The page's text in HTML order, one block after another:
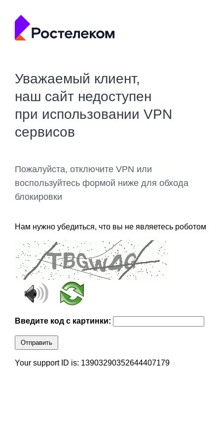
Уважаемый клиент,
наш сайт недоступен
при использовании VPN
сервисов
Пожалуйста, отключите VPN или
воспользуйтесь формой ниже для обхода
блокировки
Нам нужно убедиться, что вы не являетесь роботом
Введите код с картинки:
Отправить
Your support ID is: 13903290352644407179